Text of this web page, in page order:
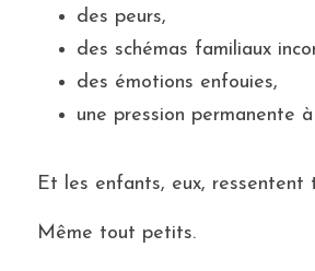
des peurs,
des schémas familiaux
des émotions enfouies,
une pression permanente
Et les enfants, eux, ressentent
Même tout petits.